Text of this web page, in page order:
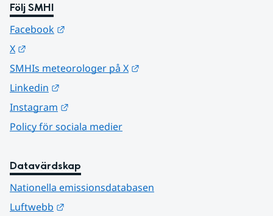
Följ SMHI
Facebook
X
SMHIs meteorologer på X
Linkedin
Instagram
Policy för sociala medier
Datavärdskap
Nationella emissionsdatabasen
Luftwebb